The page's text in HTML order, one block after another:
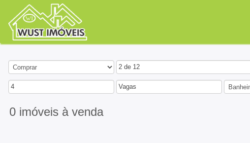
2 de 12
4 Vagas
0 imóveis à venda